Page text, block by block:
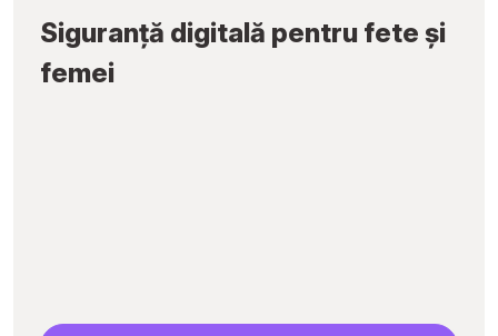
Siguranță digitală pentru fete și
femei